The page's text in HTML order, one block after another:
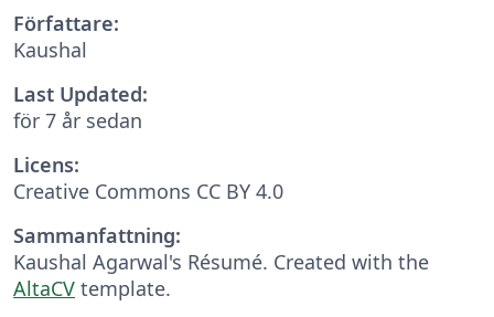
Författare:
Kaushal
Last Updated:
för 7 år sedan
Licens:
Creative Commons CC BY 4.0
Sammanfattning:
Kaushal Agarwal's Résumé. Created with the
AltaCV template.